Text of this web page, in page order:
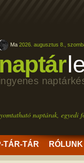
naptár
naptárak,
TÁR-TÁR RÓLUNK
Ma 2026. augusztus 8.,